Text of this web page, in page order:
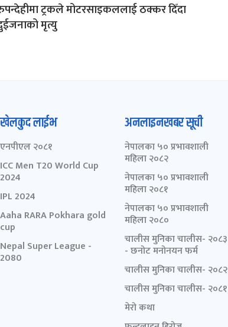
ट्रकले मोटरसाइकललाई ठक्कर दिँदा
मृत्यु
खेलकुद लाईभ
एनपीएल २०८१
ICC Men T20 World Cup
2024
IPL 2024
Aaha RARA Pokhara gold
cup
Nepal Super League -
2080
अनलाइनखबर सूची
नेपालका ५० प्रभावशाली
महिला २०८२
नेपालका ५० प्रभावशाली
महिला २०८१
नेपालका ५० प्रभावशाली
महिला २०८०
चालीस मुनिका चालीस- २०८३
- छनोट मनोनयन फर्म
चालीस मुनिका चालीस- २०८२
चालीस मुनिका चालीस- २०८१
मेरो कथा